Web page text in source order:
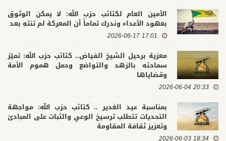
الأمين العام لكتائب حزب الله: لا يمكن الوثوق
بعهود الأعداء وندرك تماماً أن المعركة لم تنتهِ بعد
17:01 2026-06-17
معزية برحيل الشيخ الفياض.. كتائب حزب الله: تميّز
سماحته بالزهد والتواضع وحمل هموم الأمة
وقضاياها
20:33 2026-06-04
بمناسبة عيد الغدير .. كتائب حزب الله: مواجهة
التحديات تتطلب ترسيخ الوعي والثبات على المبادئ
وتعزيز ثقافة المقاومة
18:34 2026-06-03